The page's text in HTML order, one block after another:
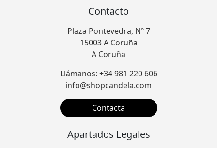
Contacto
Plaza Pontevedra, Nº 7
15003 A Coruña
A Coruña
Llámanos: +34 981 220 606
info@shopcandela.com
Contacta
Apartados Legales